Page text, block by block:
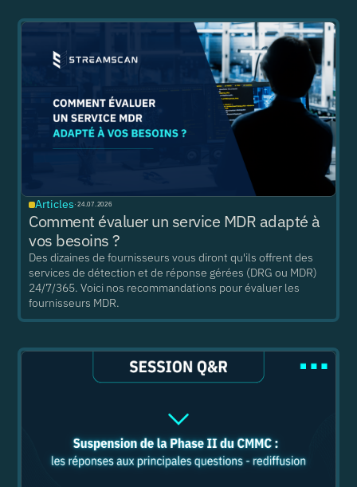
Articles ·24.07.2026
Comment évaluer un service MDR adapté à
vos besoins ?
Des dizaines de fournisseurs vous diront qu'ils offrent des
services de détection et de réponse gérées (DRG ou MDR)
24/7/365. Voici nos recommandations pour évaluer les
fournisseurs MDR.